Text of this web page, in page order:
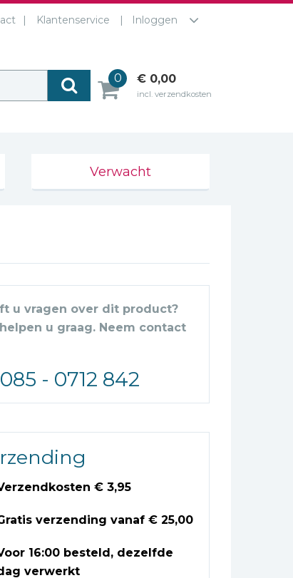
Klantenservice Inloggen
0 € 0,00
incl. verzendkosten
Verwacht
u vragen over dit product?
u graag. Neem contact
085 - 0712 842
€ 3,95
verzending vanaf € 25,00
16:00 besteld, dezelfde
verwerkt